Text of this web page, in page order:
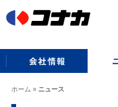
ホーム » ニュース